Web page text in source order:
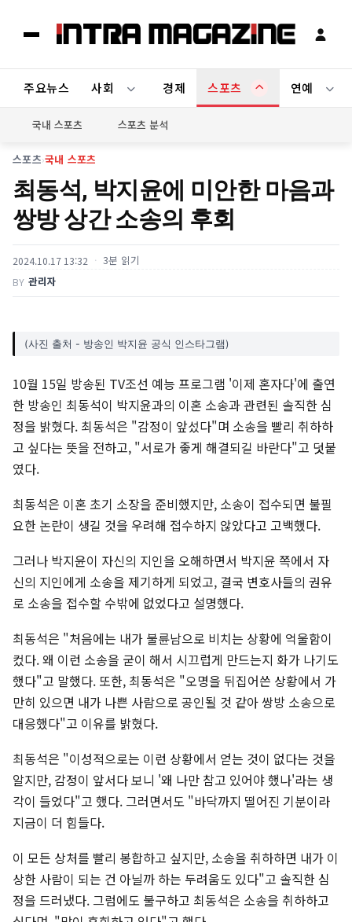
주요뉴스 사회 경제 스포츠 연예
국내 스포츠 스포츠 분석
스포츠›국내 스포츠
최동석, 박지윤에 미안한 마음과
쌍방 상간 소송의 후회
2024.10.17 13:32 3분 읽기
BY 관리자
(사진 출처 - 방송인 박지윤 공식 인스타그램)
10월 15일 방송된 TV조선 예능 프로그램 '이제 혼자다'에 출연
한 방송인 최동석이 박지윤과의 이혼 소송과 관련된 솔직한 심
정을 밝혔다. 최동석은 "감정이 앞섰다"며 소송을 빨리 취하하
고 싶다는 뜻을 전하고, "서로가 좋게 해결되길 바란다"고 덧붙
였다.
최동석은 이혼 초기 소장을 준비했지만, 소송이 접수되면 불필
요한 논란이 생길 것을 우려해 접수하지 않았다고 고백했다.
그러나 박지윤이 자신의 지인을 오해하면서 박지윤 쪽에서 자
신의 지인에게 소송을 제기하게 되었고, 결국 변호사들의 권유
로 소송을 접수할 수밖에 없었다고 설명했다.
최동석은 "처음에는 내가 불륜남으로 비치는 상황에 억울함이
컸다. 왜 이런 소송을 굳이 해서 시끄럽게 만드는지 화가 나기도
했다"고 말했다. 또한, 최동석은 "오명을 뒤집어쓴 상황에서 가
만히 있으면 내가 나쁜 사람으로 공인될 것 같아 쌍방 소송으로
대응했다"고 이유를 밝혔다.
최동석은 "이성적으로는 이런 상황에서 얻는 것이 없다는 것을
알지만, 감정이 앞서다 보니 '왜 나만 참고 있어야 했나'라는 생
각이 들었다"고 했다. 그러면서도 "바닥까지 떨어진 기분이라
지금이 더 힘들다.
이 모든 상처를 빨리 봉합하고 싶지만, 소송을 취하하면 내가 이
상한 사람이 되는 건 아닐까 하는 두려움도 있다"고 솔직한 심
정을 드러냈다. 그럼에도 불구하고 최동석은 소송을 취하하고